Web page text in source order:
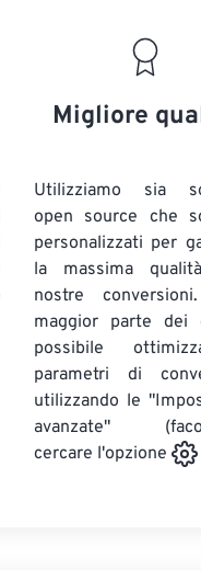
Migliore
Utilizziamo sia
open source che
personalizzati per
la massima
nostre
maggior parte dei
possibile
parametri di
utilizzando le
avanzate"
cercare l'opzione